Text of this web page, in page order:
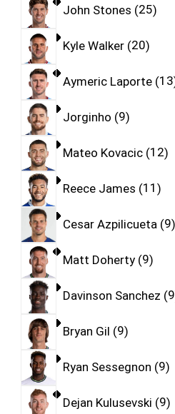
John Stones 25
Kyle Walker 20
Aymeric Laporte 13
Jorginho 9
Mateo Kovacic 12
Reece James 11
Cesar Azpilicueta 9
Matt Doherty 9
Davinson Sanchez 9
Bryan Gil 9
Ryan Sessegnon 9
Dejan Kulusevski 9